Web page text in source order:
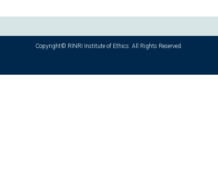
Copyright© RINRI Institute of Ethics. All Rights Reserved.